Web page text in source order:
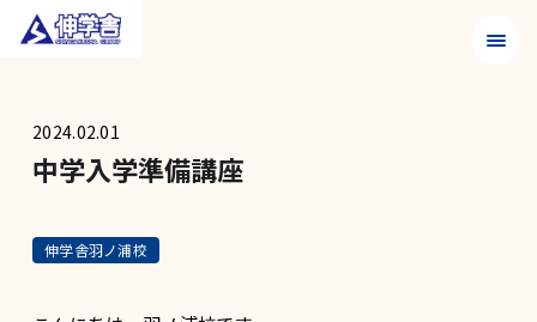
メニ
2024.02.01
中学入学準備講座
伸学舎羽ノ浦校